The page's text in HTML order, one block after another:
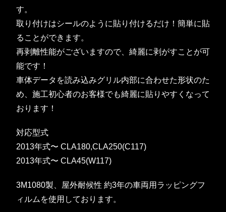
す。
取り付けはシールのように貼り付けるだけ！簡単に貼
ることができます。
再剥離性能がございますので、綺麗に剥がすことが可
能です！
車体データを読み込みグリル内部に合わせた形状のた
め、施工初心者のお客様でも綺麗に貼りやすくなって
おります！
対応型式
2013年式〜 CLA180,CLA250(C117)
2013年式〜 CLA45(W117)
3M1080製、屋外耐候性 約3年の車両用ラッピングフ
ィルムを使用しております。